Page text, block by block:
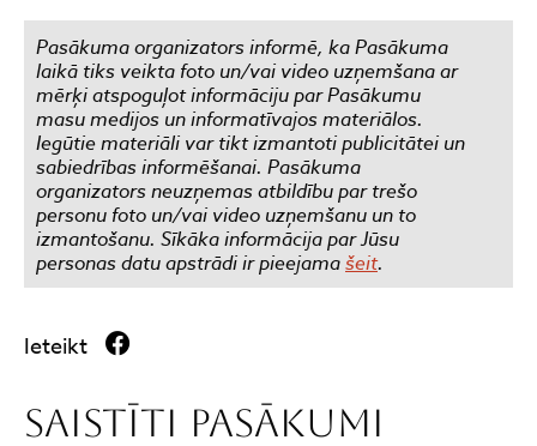
Pasākuma organizators informē, ka Pasākuma
laikā tiks veikta foto un/vai video uzņemšana ar
mērķi atspoguļot informāciju par Pasākumu
masu medijos un informatīvajos materiālos.
Iegūtie materiāli var tikt izmantoti publicitātei un
sabiedrības informēšanai. Pasākuma
organizators neuzņemas atbildību par trešo
personu foto un/vai video uzņemšanu un to
izmantošanu. Sīkāka informācija par Jūsu
personas datu apstrādi ir pieejamašeit.
Ieteikt
Saistīti pasākumi